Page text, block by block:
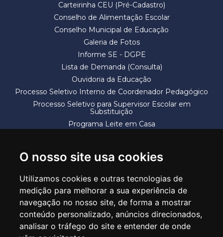
O nosso site usa cookies
Utilizamos cookies e outras tecnologias de
medição para melhorar a sua experiência de
navegação no nosso site, de forma a mostrar
conteúdo personalizado, anúncios direcionados,
analisar o tráfego do site e entender de onde
Carteirinha CEU (Pré-Cadastro)
Conselho de Alimentação Escolar
Conselho Municipal de Educação
Galeria de Fotos
Informe SE - DGPE
Lista de Demanda (Consulta)
Ouvidoria da Educação
Processo Seletivo Interno de Coordenador Pedagógico
Processo Seletivo para Supervisor Escolar em
Substituição
Programa Leite em Casa
SECRETARIA DE EDUCAÇÃO
Rua Claudino Barbosa, 313 - Macedo - Guarulhos/SP CEP 07113-040